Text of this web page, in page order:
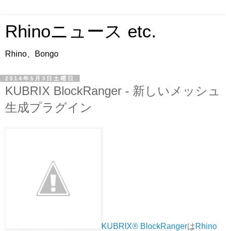
Rhinoニュース etc.
Rhino、Bongo
2014年5月3日土曜日
KUBRIX BlockRanger - 新しいメッシュ
生成プラグイン
KUBRIX® BlockRangerはRhino